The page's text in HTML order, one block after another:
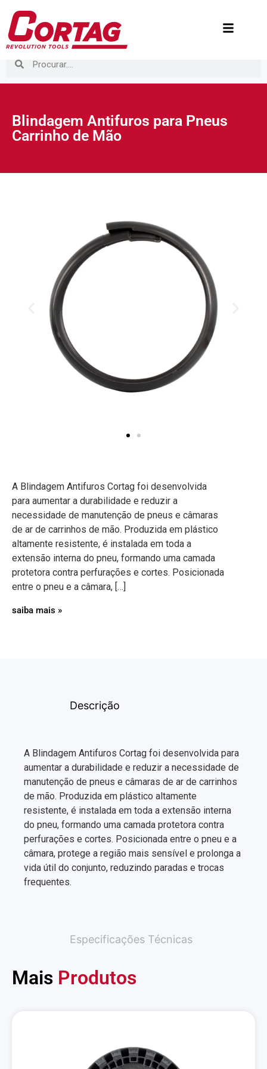
Blindagem Antifuros para Pneus
Carrinho de Mão
A Blindagem Antifuros Cortag foi desenvolvida
para aumentar a durabilidade e reduzir a
necessidade de manutenção de pneus e câmaras
de ar de carrinhos de mão. Produzida em plástico
altamente resistente, é instalada em toda a
extensão interna do pneu, formando uma camada
protetora contra perfurações e cortes. Posicionada
entre o pneu e a câmara, […]
saiba mais »
Descrição
Especificações Técnicas
A Blindagem Antifuros Cortag foi desenvolvida para
aumentar a durabilidade e reduzir a necessidade de
manutenção de pneus e câmaras de ar de carrinhos
de mão. Produzida em plástico altamente
resistente, é instalada em toda a extensão interna
do pneu, formando uma camada protetora contra
perfurações e cortes. Posicionada entre o pneu e a
câmara, protege a região mais sensível e prolonga a
vida útil do conjunto, reduzindo paradas e trocas
frequentes.
Mais Produtos